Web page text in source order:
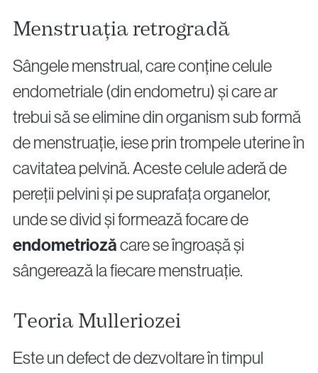
Menstruația retrogradă
Sângele menstrual, care conține celule
endometriale (din endometru) și care ar
trebui să se elimine din organism sub formă
de menstruație, iese prin trompele uterine în
cavitatea pelvină. Aceste celule aderă de
pereții pelvini și pe suprafața organelor,
unde se divid și formează focare de
endometriozăcare se îngroașă și
sângerează la fiecare menstruație.
Teoria Mulleriozei
Este un defect de dezvoltare în timpul